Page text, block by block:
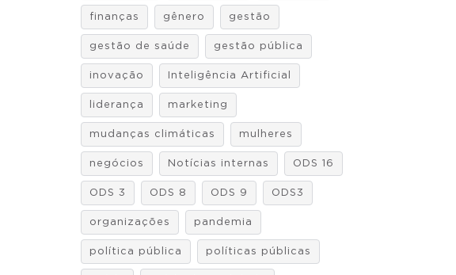
finanças gênero gestão
gestão de saúde gestão pública
inovação Inteligência Artificial
liderança marketing
mudanças climáticas mulheres
negócios Notícias internas ODS 16
ODS 3 ODS 8 ODS 9 ODS3
organizações pandemia
política pública políticas públicas